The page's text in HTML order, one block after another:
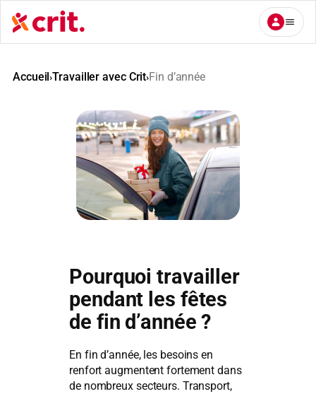
Aller
au
contenu
Accueil›Travailler avec Crit›Fin d’année
Pourquoi travailler
pendant les fêtes
de fin d’année ?
En fin d’année, les besoins en
renfort augmentent fortement dans
de nombreux secteurs. Transport,